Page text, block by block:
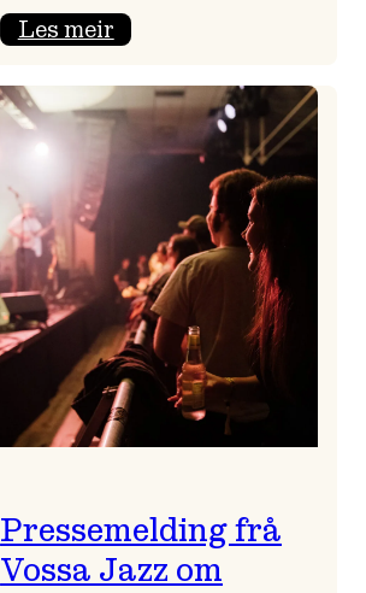
Les meir:
2026
Pressemelding frå
Vossa Jazz om